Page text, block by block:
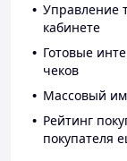
Управление
кабинете
Готовые
чеков
Массовый
Рейтинг
покупателя